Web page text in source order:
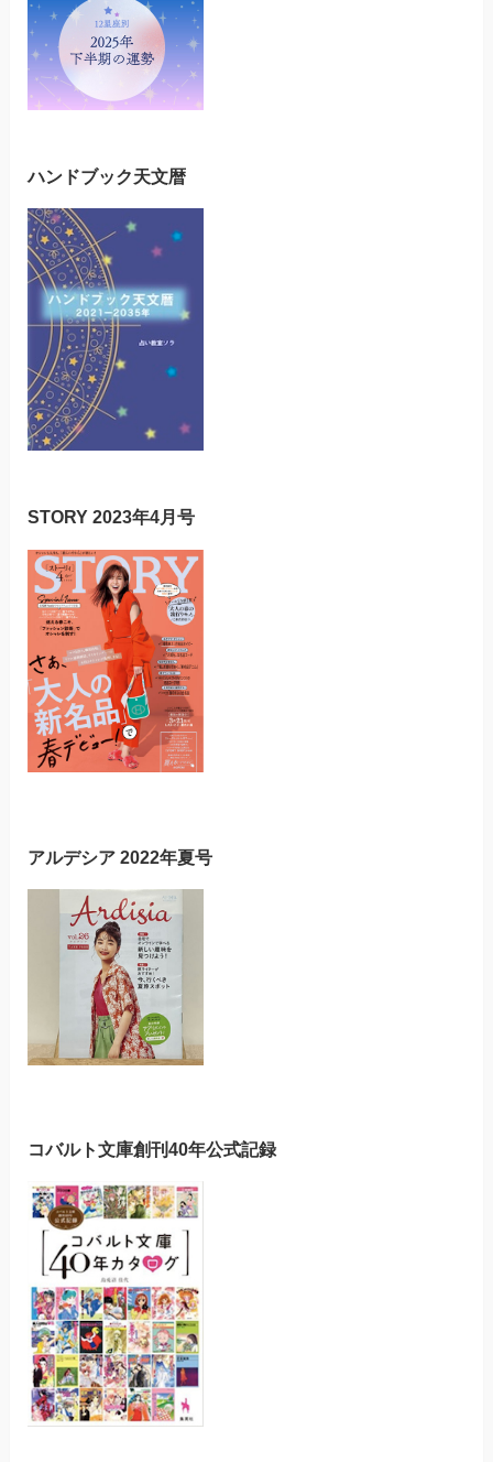
ハンドブック天文暦
STORY 2023年4月号
アルデシア 2022年夏号
コバルト文庫創刊40年公式記録